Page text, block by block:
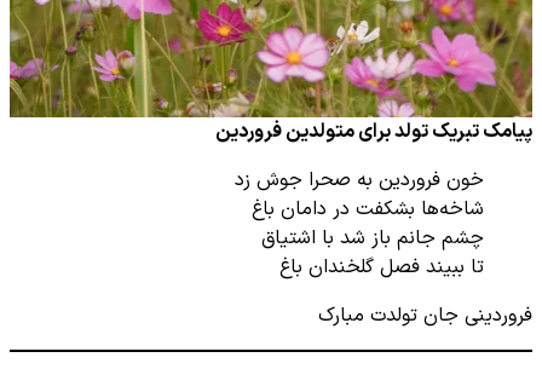
پیامک تبریک تولد برای متولدین فروردین
خون فروردین به صحرا جوش زد
شاخه‌ها بشکفت در دامان باغ
چشم جانم باز شد با اشتیاق
تا ببیند فصل گلخندان باغ
فروردینی جان تولدت مبارک